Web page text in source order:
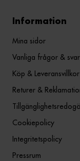
Information
Mina sidor
Vanliga frågor & svar
Köp & Leveransvillkor
Returer &
Cookiepolicy
Integritetspolicy
Pressrum